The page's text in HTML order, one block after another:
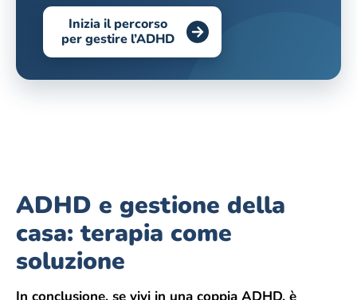
Inizia il percorso
per gestire l’ADHD
ADHD e gestione della
casa: terapia come
soluzione